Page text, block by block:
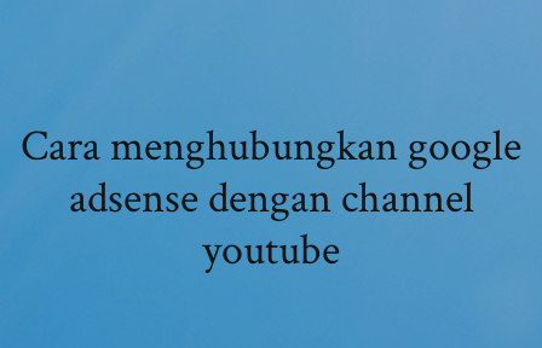
Cara menghubungkan google
adsense dengan channel
youtube